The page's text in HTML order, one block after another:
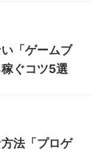
い「ゲームブ
ぐコツ5選
法「プロゲ